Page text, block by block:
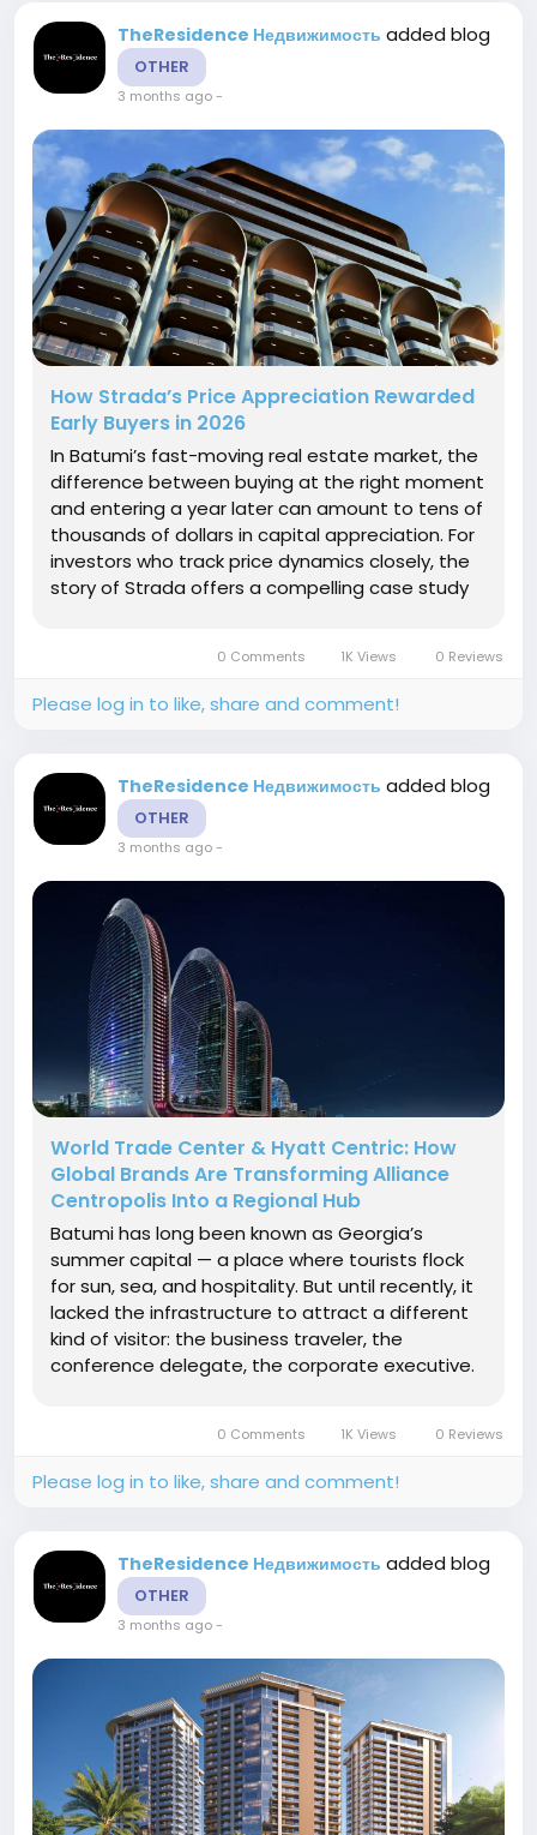
TheResidence Недвижимость added blog
OTHER
3 months ago-
How Strada’s Price Appreciation Rewarded
Early Buyers in 2026
In Batumi’s fast-moving real estate market, the
difference between buying at the right moment
and entering a year later can amount to tens of
thousands of dollars in capital appreciation. For
investors who track price dynamics closely, the
story of Strada offers a compelling case study
0 Comments 1K Views 0 Reviews
Please log in to like, share and comment!
TheResidence Недвижимость added blog
OTHER
3 months ago-
World Trade Center & Hyatt Centric: How
Global Brands Are Transforming Alliance
Centropolis Into a Regional Hub
Batumi has long been known as Georgia’s
summer capital — a place where tourists flock
for sun, sea, and hospitality. But until recently, it
lacked the infrastructure to attract a different
kind of visitor: the business traveler, the
conference delegate, the corporate executive.
0 Comments 1K Views 0 Reviews
Please log in to like, share and comment!
TheResidence Недвижимость added blog
OTHER
3 months ago-